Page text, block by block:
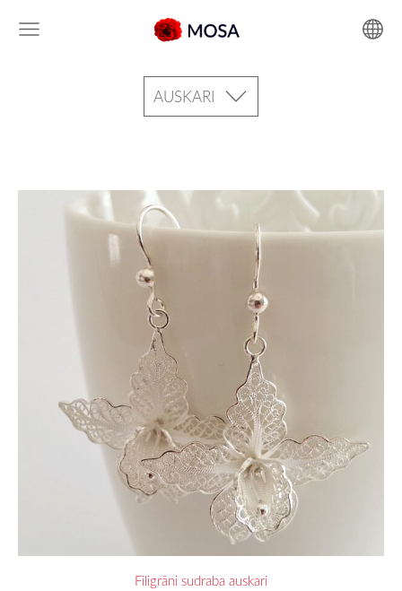
AUSKARI
Filigrāni sudraba auskari